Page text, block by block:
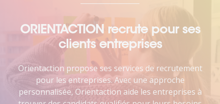
ORIENTACTION recrute pour ses
clients entreprises
Orientaction propose ses services de recrutement
pour les entreprises. Avec une approche
personnalisée, Orientaction aide les entreprises à